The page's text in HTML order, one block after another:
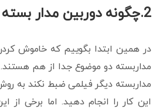
2. چگونه دوربین مدار
در همین ابتدا بگوییم که خاموش
مداربسته دو موضوع جدا از هم
مداربسته دیگر فیلمی ضبط نکند به
این کار را انجام دهید. اما برخی از